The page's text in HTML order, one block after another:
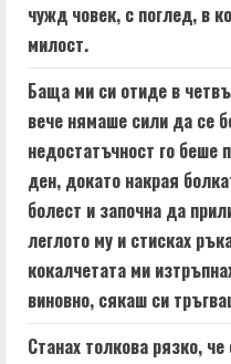
чужд човек, с поглед, в
милост.
Баща ми си отиде в
вече нямаше сили да се
недостатъчност го беше
ден, докато накрая
болест и започна да
леглото му и стисках
кокалчетата ми
виновно, сякаш си
Станах толкова рязко,